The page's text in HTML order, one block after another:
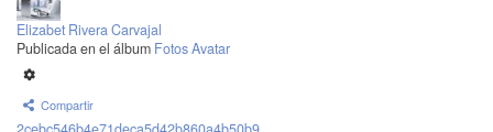
Elizabet Rivera Carvajal
Publicada en el álbum Fotos Avatar
Compartir